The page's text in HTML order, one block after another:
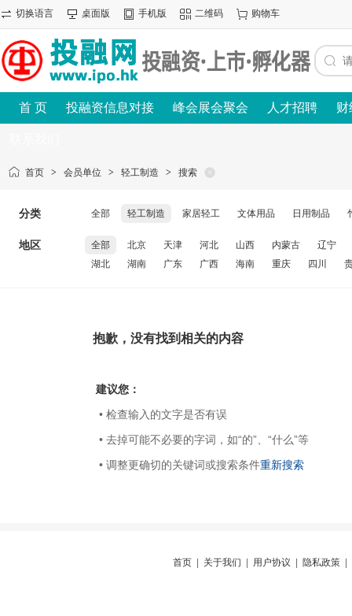
切换语言 桌面版 手机版 二维码 购物车
首 页 投融资信息对接 峰会展会聚会 人才招聘 财
首页 > 会员单位 > 轻工制造 > 搜索
分类 全部 轻工制造 家居轻工 文体用品 日用制品
地区 全部 北京 天津 河北 山西 内蒙古
辽宁
湖北
湖南 广东 广西 海南 重庆 四川
抱歉，没有找到相关的内容
建议您：
• 检查输入的文字是否有误
• 去掉可能不必要的字词，如“的”、“什么”等
• 调整更确切的关键词或搜索条件重新搜索
首页 关于我们 用户协议 隐私政策